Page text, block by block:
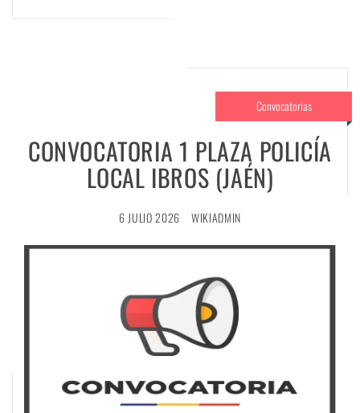
Convocatorias
CONVOCATORIA 1 PLAZA POLICÍA
LOCAL IBROS (JAÉN)
6 JULIO 2026 WIKIADMIN